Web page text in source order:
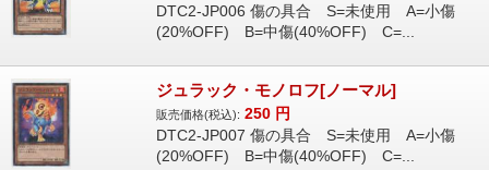
DTC2-JP006 傷の具合 S=未使用 A=小傷
(20%OFF) B=中傷(40%OFF) C=...
ジュラック・モノロフ[ノーマル]
販売価格(税込): 250 円
DTC2-JP007 傷の具合 S=未使用 A=小傷
(20%OFF) B=中傷(40%OFF) C=...